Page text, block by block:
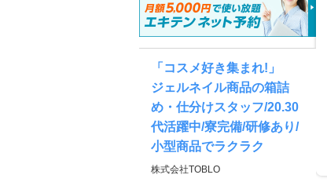
「コスメ好き集まれ!」
ジェルネイル商品の箱詰
め・仕分けスタッフ/20.30
代活躍中/寮完備/研修あり/
小型商品でラクラク
株式会社TOBLO